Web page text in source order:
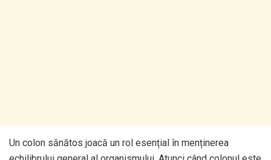
Un colon sănătos joacă un rol esențial în menținerea